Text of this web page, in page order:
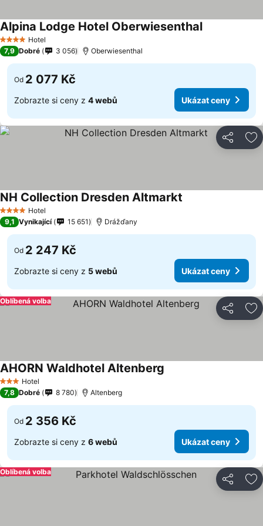
4 Počet hvězdiček
Hotel
Alpina Lodge Hotel OberwiesenthalUkázat ceny
7,9 Dobré 3 056 Oberwiesenthal
Od 2 077 Kč
Zobrazte si ceny z 4 webů Ukázat ceny
Sdílet
4 Počet hvězdiček
Hotel
NH Collection Dresden Altmarkt
9,1 Vynikající 15 651 Drážďany
Od 2 247 Kč
Zobrazte si ceny z 5 webů Ukázat ceny
Sdílet
Oblíbená volba
3 Počet hvězdiček
Hotel
AHORN Waldhotel Altenberg
7,8 Dobré 8 780 Altenberg
Od 2 356 Kč
Zobrazte si ceny z 6 webů Ukázat ceny
Sdílet
Oblíbená volba